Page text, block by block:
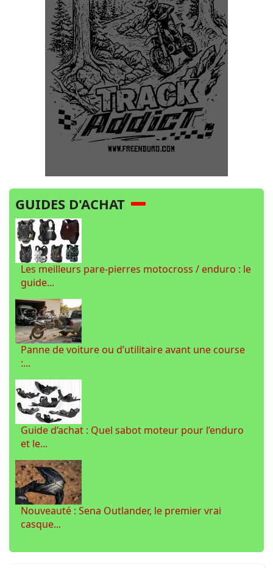
GUIDES D'ACHAT
Les meilleurs pare-pierres motocross / enduro : le
guide...
Panne de voiture ou d’utilitaire avant une course
:...
Guide d’achat : Quel sabot moteur pour l’enduro
et le...
Nouveauté : Sena Outlander, le premier vrai
casque...